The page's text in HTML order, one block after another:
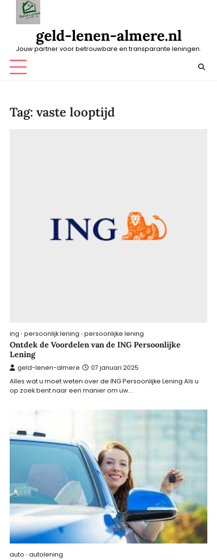
geld-lenen-almere.nl
Jouw partner voor betrouwbare en transparante leningen.
Tag: vaste looptijd
ing persoonlijk lening persoonlijke lening
Ontdek de Voordelen van de ING Persoonlijke
Lening
geld-lenen-almere 07 januari 2025
Alles wat u moet weten over de ING Persoonlijke Lening Als u
op zoek bent naar een manier om uw…
auto autolening